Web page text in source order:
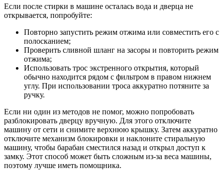
Если после стирки в машине осталась вода и дверца не
открывается, попробуйте:
Повторно запустить режим отжима или совместить его с
полосканием;
Проверить сливной шланг на засоры и повторить режим
отжима;
Использовать трос экстренного открытия, который
обычно находится рядом с фильтром в правом нижнем
углу. При использовании троса аккуратно потяните за
ручку.
Если ни один из методов не помог, можно попробовать
разблокировать дверцу вручную. Для этого отключите
машину от сети и снимите верхнюю крышку. Затем аккуратно
отключите механизм блокировки и наклоните стиральную
машину, чтобы барабан сместился назад и открыл доступ к
замку. Этот способ может быть сложным из-за веса машины,
поэтому лучше иметь помощника.